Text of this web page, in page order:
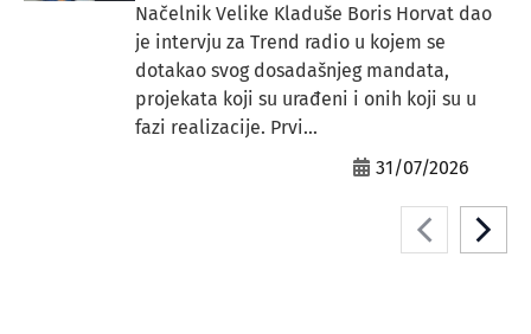
Načelnik Velike Kladuše Boris Horvat dao
je intervju za Trend radio u kojem se
dotakao svog dosadašnjeg mandata,
projekata koji su urađeni i onih koji su u
fazi realizacije. Prvi...
31/07/2026